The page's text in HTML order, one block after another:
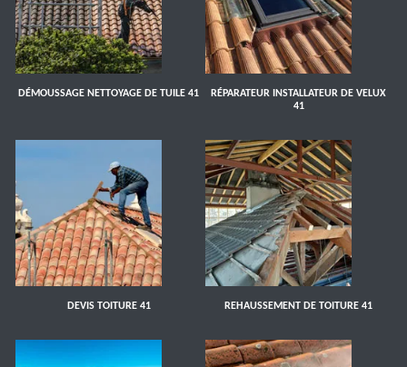
DÉMOUSSAGE NETTOYAGE DE TUILE 41
RÉPARATEUR INSTALLATEUR DE VELUX
41
DEVIS TOITURE 41 REHAUSSEMENT DE TOITURE 41